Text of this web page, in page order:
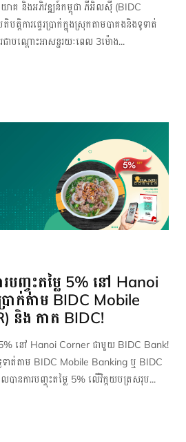
ោគ និងអភិវឌ្ឍន៍កម្ពុជា ភីអិលស៊ី (BIDC
ត្តិការផ្ទេរប្រាក់ក្នុងស្រុកតាមបាគងនិងទូទាត់
ជាបណ្តោះអាសន្នរយៈពេល 3ម៉ោង...
បញ្ចុះតម្លៃ 5% នៅ Hanoi
ាក់តាម BIDC Mobile
និង កាត BIDC!
5% នៅ Hanoi Corner ជាមួយ BIDC Bank!
ត់តាម BIDC Mobile Banking ឬ BIDC
ានការបញ្ចុះតម្លៃ 5% លើវិក្កយបត្រសរុប...